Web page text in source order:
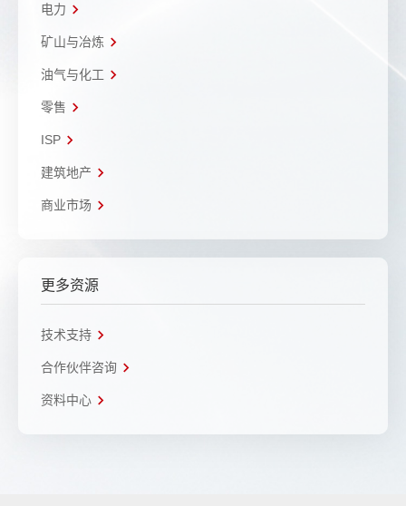
电力
矿山与冶炼
油气与化工
零售
ISP
建筑地产
商业市场
更多资源
技术支持
合作伙伴咨询
资料中心